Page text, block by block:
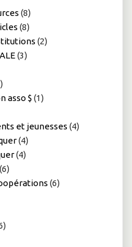
(8)
(8)
(2)
(3)
asso $ (1)
et jeunesses (4)
(4)
(4)
(6)
(6)